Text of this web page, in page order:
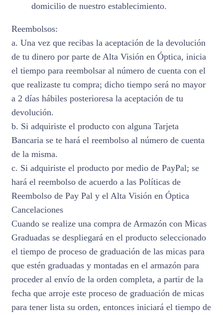
domicilio de nuestro establecimiento.
Reembolsos:
a. Una vez que recibas la aceptación de la devolución
de tu dinero por parte de Alta Visión en Óptica, inicia
el tiempo para reembolsar al número de cuenta con el
que realizaste tu compra; dicho tiempo será no mayor
a 2 días hábiles posterioresa la aceptación de tu
devolución.
b. Si adquiriste el producto con alguna Tarjeta
Bancaria se te hará el reembolso al número de cuenta
de la misma.
c. Si adquiriste el producto por medio de PayPal; se
hará el reembolso de acuerdo a las Políticas de
Reembolso de Pay Pal y el Alta Visión en Óptica
Cancelaciones
Cuando se realize una compra de Armazón con Micas
Graduadas se despliegará en el producto seleccionado
el tiempo de proceso de graduación de las micas para
que estén graduadas y montadas en el armazón para
proceder al envío de la orden completa, a partir de la
fecha que arroje este proceso de graduación de micas
para tener lista su orden, entonces iniciará el tiempo de